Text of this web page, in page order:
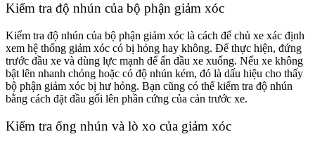
Kiểm tra độ nhún của bộ phận giảm xóc
Kiểm tra độ nhún của bộ phận giảm xóc là cách để chủ xe xác định
xem hệ thống giảm xóc có bị hỏng hay không. Để thực hiện, đứng
trước đầu xe và dùng lực mạnh để ấn đầu xe xuống. Nếu xe không
bật lên nhanh chóng hoặc có độ nhún kém, đó là dấu hiệu cho thấy
bộ phận giảm xóc bị hư hỏng. Bạn cũng có thể kiểm tra độ nhún
bằng cách đặt đầu gối lên phần cứng của cản trước xe.
Kiểm tra ống nhún và lò xo của giảm xóc